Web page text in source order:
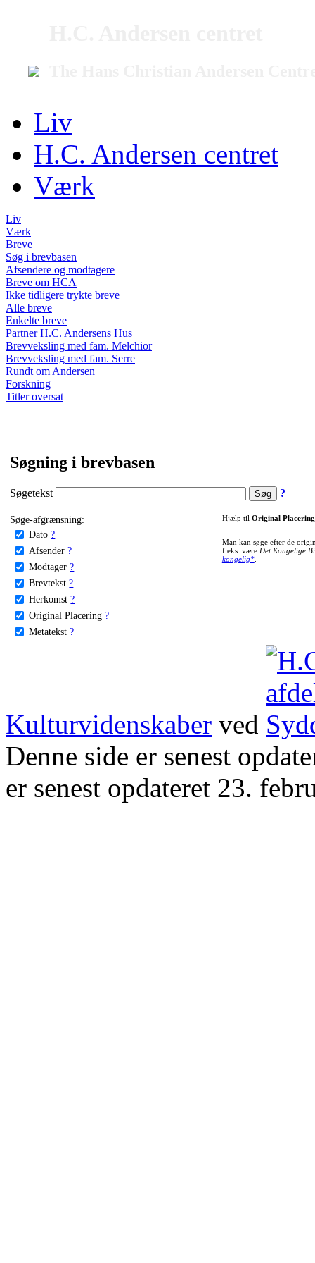
Liv
H.C. Andersen centret
Værk
Liv
Værk
Breve
Søg i brevbasen
Afsendere og modtagere
Breve om HCA
Ikke tidligere trykte breve
Alle breve
Enkelte breve
Partner H.C. Andersens Hus
Brevveksling med fam. Melchior
Brevveksling med fam. Serre
Rundt om Andersen
Forskning
Titler oversat
Søgning i brevbasen
Søgetekst ?
Søge-afgrænsning:
Dato ?
Afsender ?
Modtager ?
Brevtekst ?
Herkomst ?
Original Placering ?
Metatekst ?
Hjælp til Original Placering
Man kan søge efter de
f.eks. være Det Kongelige
kongelig*.
Kulturvidenskaber ved
Denne side er senest
er senest opdateret 23.